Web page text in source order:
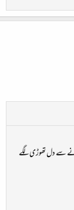
سے دل تھوڑی لگے